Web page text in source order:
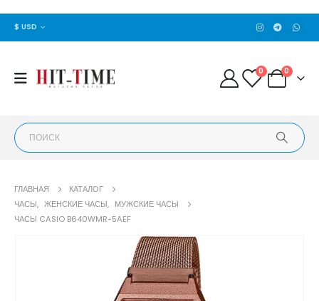
$ USD
0 0
ГЛАВНАЯ
КАТАЛОГ
ЧАСЫ, ЖЕНСКИЕ ЧАСЫ, МУЖСКИЕ ЧАСЫ
ЧАСЫ CASIO B640WMR-5AEF